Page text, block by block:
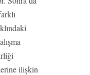
ilişkin